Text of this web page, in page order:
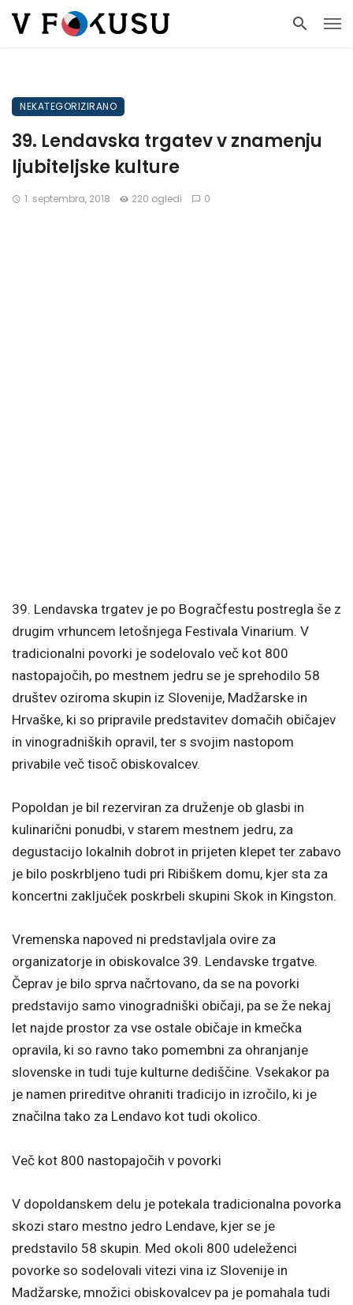
NEKATEGORIZIRANO
39. Lendavska trgatev v znamenju
ljubiteljske kulture
1. septembra, 2018 220 ogledi 0
39. Lendavska trgatev je po Bogračfestu postregla še z
drugim vrhuncem letošnjega Festivala Vinarium. V
tradicionalni povorki je sodelovalo več kot 800
nastopajočih, po mestnem jedru se je sprehodilo 58
društev oziroma skupin iz Slovenije, Madžarske in
Hrvaške, ki so pripravile predstavitev domačih običajev
in vinogradniških opravil, ter s svojim nastopom
privabile več tisoč obiskovalcev.
Popoldan je bil rezerviran za druženje ob glasbi in
kulinarični ponudbi, v starem mestnem jedru, za
degustacijo lokalnih dobrot in prijeten klepet ter zabavo
je bilo poskrbljeno tudi pri Ribiškem domu, kjer sta za
koncertni zaključek poskrbeli skupini Skok in Kingston.
Vremenska napoved ni predstavljala ovire za
organizatorje in obiskovalce 39. Lendavske trgatve.
Čeprav je bilo sprva načrtovano, da se na povorki
predstavijo samo vinogradniški običaji, pa se že nekaj
let najde prostor za vse ostale običaje in kmečka
opravila, ki so ravno tako pomembni za ohranjanje
slovenske in tudi tuje kulturne dediščine. Vsekakor pa
je namen prireditve ohraniti tradicijo in izročilo, ki je
značilna tako za Lendavo kot tudi okolico.
Več kot 800 nastopajočih v povorki
V dopoldanskem delu je potekala tradicionalna povorka
skozi staro mestno jedro Lendave, kjer se je
predstavilo 58 skupin. Med okoli 800 udeleženci
povorke so sodelovali vitezi vina iz Slovenije in
Madžarske, množici obiskovalcev pa je pomahala tudi